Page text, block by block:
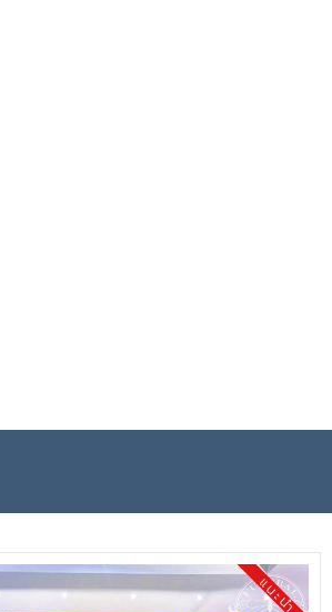
แนะนำ